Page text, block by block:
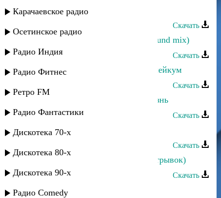
Карачаевское радио
Осетинское радио
Радио Индия
Радио Фитнес
Ретро FM
Радио Фантастики
Дискотека 70-х
Дискотека 80-х
Дискотека 90-х
Радио Comedy
Багавудин Ибрагимов - Кцlар
Скачать
Багавудин Ибрагимов - Динара (sound mix)
Скачать
Багавудин Ибрагимов - Ассалам алейкум
Скачать
Багавудин Ибрагимов - Ты моя жизнь
Скачать
Багавудин Ибрагимов - Горянка
Скачать
Багавудин Ибрагимов - Скажи...(отрывок)
Скачать
Багавудин Ибрагимов - Гlулана